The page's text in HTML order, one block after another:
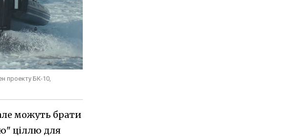
проекту БК-10,
можуть брати
ціллю для